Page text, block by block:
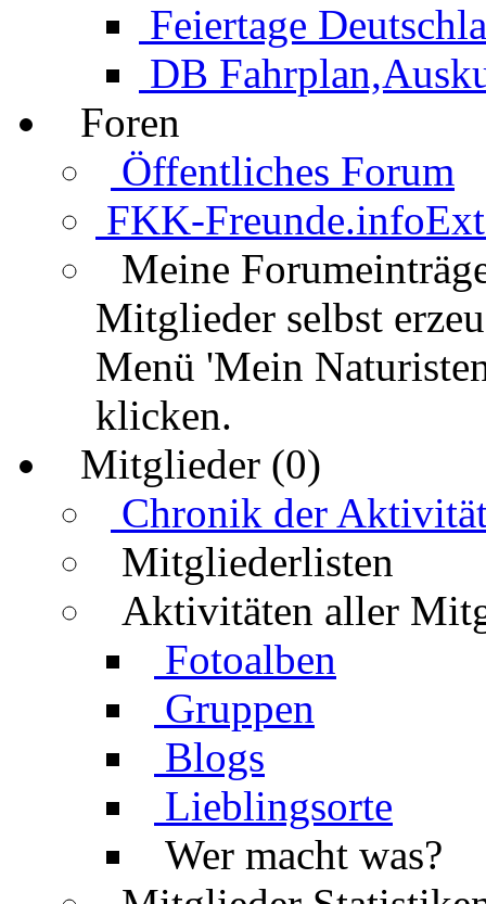
Feiertage
DB
Foren
Öffentliches Forum
FKK-Freunde.info
Meine
Mitglieder selbst
Menü 'Mein
klicken.
Mitglieder (0)
Chronik der
Mitgliederlisten
Aktivitäten aller
Fotoalben
Gruppen
Blogs
Lieblingsorte
Wer macht was?